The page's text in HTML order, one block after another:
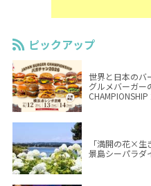
ピックアップ
世界と日本のバ
グルメバーガー
CHAMPIONSHIP
「満開の花×生
景島シーパラダ